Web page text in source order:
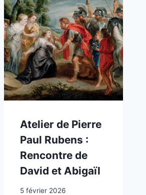
Atelier de Pierre
Paul Rubens :
Rencontre de
David et Abigaïl
5 février 2026